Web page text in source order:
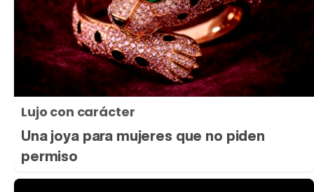
Lujo con carácter
Una joya para mujeres que no piden
permiso